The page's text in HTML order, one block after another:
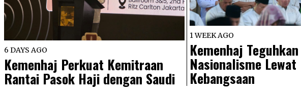
6 DAYS AGO
Kemenhaj Perkuat Kemitraan
Rantai Pasok Haji dengan Saudi
1 WEEK AGO
Kemenhaj Teguhkan
Nasionalisme Lewat
Kebangsaan